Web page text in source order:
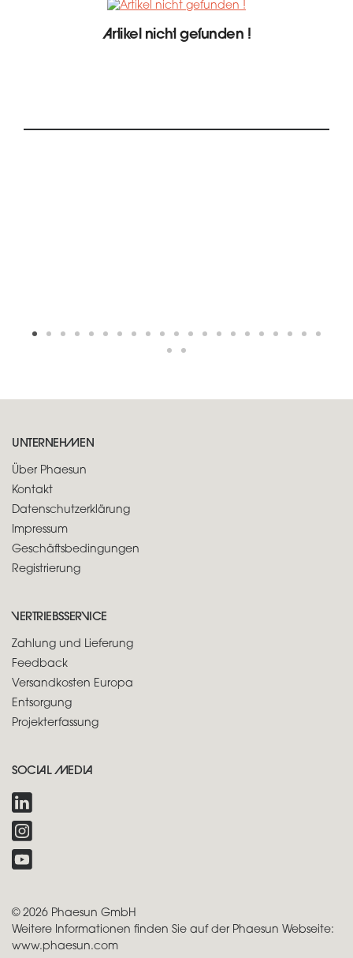
Artikel nicht gefunden !
UNTERNEHMEN
Über Phaesun
Kontakt
Datenschutzerklärung
Impressum
Geschäftsbedingungen
Registrierung
VERTRIEBSSERVICE
Zahlung und Lieferung
Feedback
Versandkosten Europa
Entsorgung
Projekterfassung
SOCIAL MEDIA
© 2026 Phaesun GmbH
Weitere Informationen finden Sie auf der Phaesun Webseite:
www.phaesun.com